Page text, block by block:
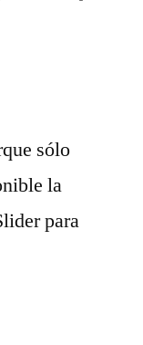
sólo
la
para